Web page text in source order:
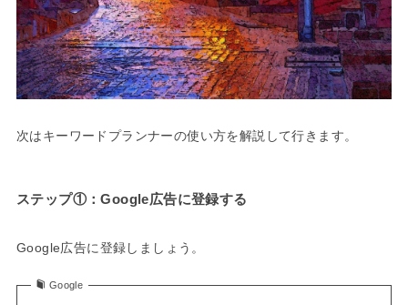
次はキーワードプランナーの使い方を解説して行きます。
ステップ①：Google広告に登録する
Google広告に登録しましょう。
Google